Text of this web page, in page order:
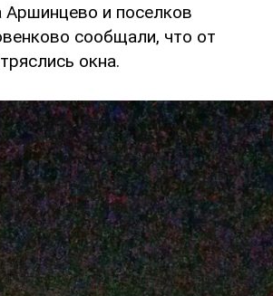
Аршинцево и поселков
сообщали, что от
окна.